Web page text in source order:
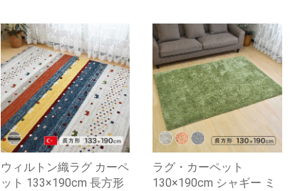
ウィルトン織ラグ カーペ
ット 133×190cm 長方形
ラグ・カーペット
130×190cm シャギー ミ